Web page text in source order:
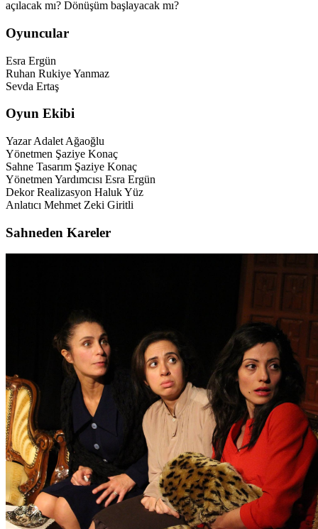
açılacak mı? Dönüşüm başlayacak mı?
Oyuncular
Esra Ergün
Ruhan Rukiye Yanmaz
Sevda Ertaş
Oyun Ekibi
Yazar Adalet Ağaoğlu
Yönetmen Şaziye Konaç
Sahne Tasarım Şaziye Konaç
Yönetmen Yardımcısı Esra Ergün
Dekor Realizasyon Haluk Yüz
Anlatıcı Mehmet Zeki Giritli
Sahneden Kareler